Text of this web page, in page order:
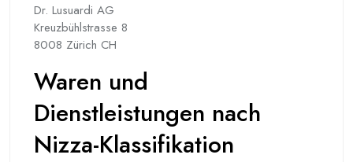
Dr. Lusuardi AG
Kreuzbühlstrasse 8
8008 Zürich CH
Waren und
Dienstleistungen nach
Nizza-Klassifikation